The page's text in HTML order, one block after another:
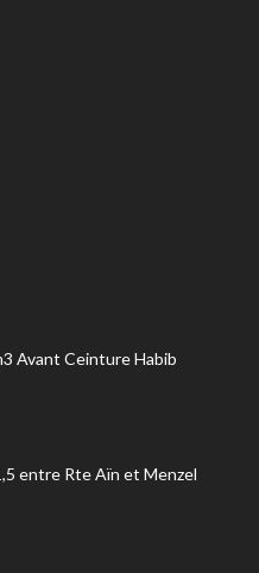
Avant Ceinture Habib
entre Rte Aïn et Menzel